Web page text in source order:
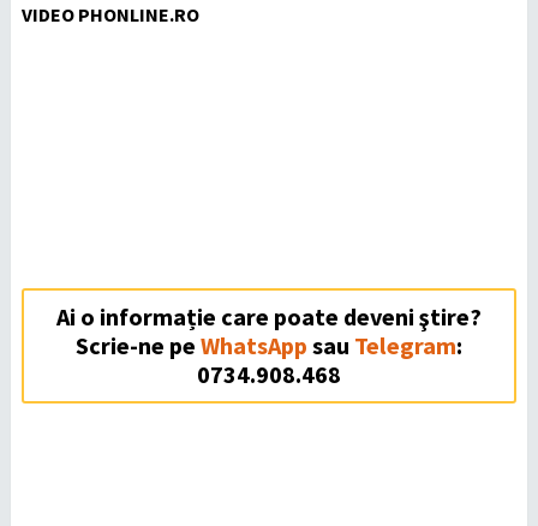
VIDEO PHONLINE.RO
Ai o informație care poate deveni ştire?
Scrie-ne pe WhatsApp sau Telegram:
0734.908.468